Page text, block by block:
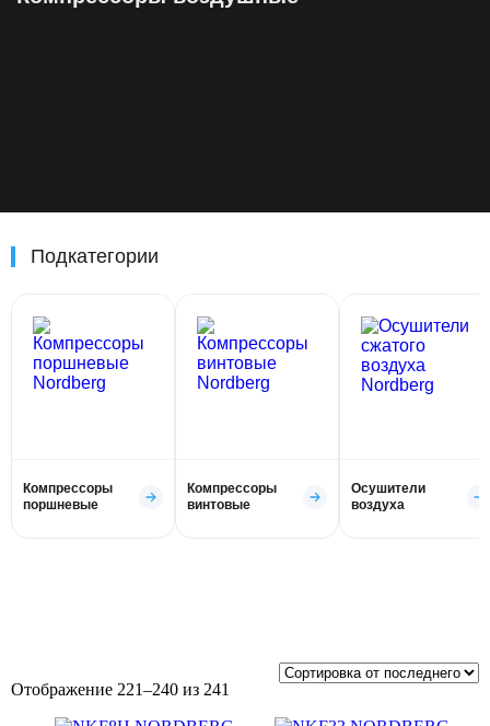
Подкатегории
Компрессоры
поршневые
Компрессоры
винтовые
Осушители
воздуха
Отображение 221–240 из 241